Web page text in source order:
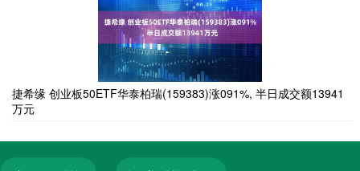
捷希缘 创业板50ETF华泰柏瑞(159383)涨091%, 半日成交额13941
万元